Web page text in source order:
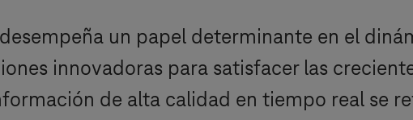
un papel determinante en el
innovadoras para satisfacer las
de alta calidad en tiempo real se